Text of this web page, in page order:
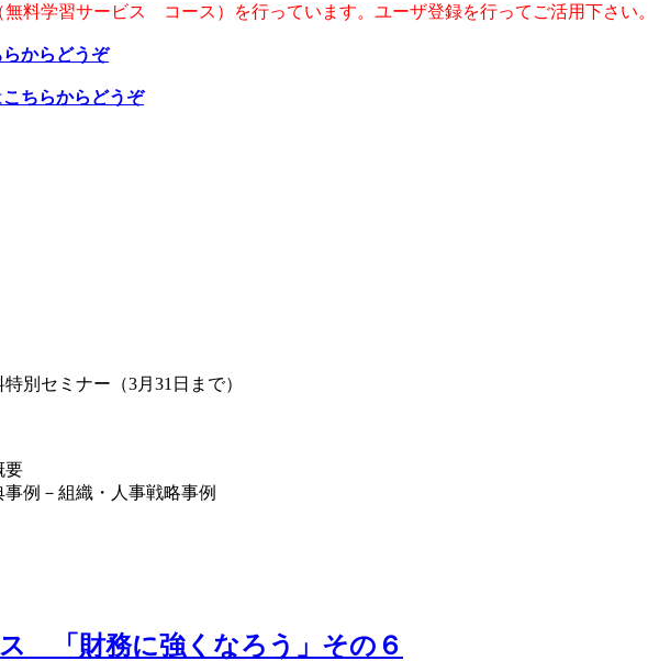
料学習サービス コース）を行っています。ユーザ登録を行ってご活用下さい。
らからどうぞ
こちらからどうぞ
別セミナー（3月31日まで）
要
－組織・人事戦略事例
「財務に強くなろう」その６